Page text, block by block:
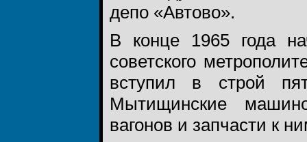
депо «Автово».
В конце 1965 года
советского
вступил в строй
Мытищинские
вагонов и запчасти к